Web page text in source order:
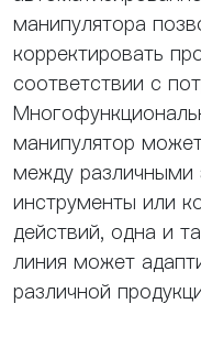
манипулятора
корректировать
соответствии с
манипулятор
между различными
инструменты или
действий, одна и
линия может
различной